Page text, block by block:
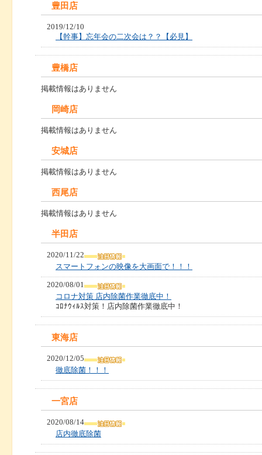
豊田店
2019/12/10
【幹事】忘年会の二次会は？？【必見】
豊橋店
掲載情報はありません
岡崎店
掲載情報はありません
安城店
掲載情報はありません
西尾店
掲載情報はありません
半田店
2020/11/22
スマートフォンの映像を大画面で！！！
2020/08/01
コロナ対策 店内除菌作業徹底中！
ｺﾛﾅｳｨﾙｽ対策！店内除菌作業徹底中！
東海店
2020/12/05
徹底除菌！！！
一宮店
2020/08/14
店内徹底除菌